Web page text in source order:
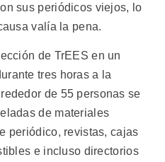
sus periódicos viejos, lo
valía la pena.
de TrEES en un
tres horas a la
de 55 personas se
de materiales
periódico, revistas, cajas
e incluso directorios